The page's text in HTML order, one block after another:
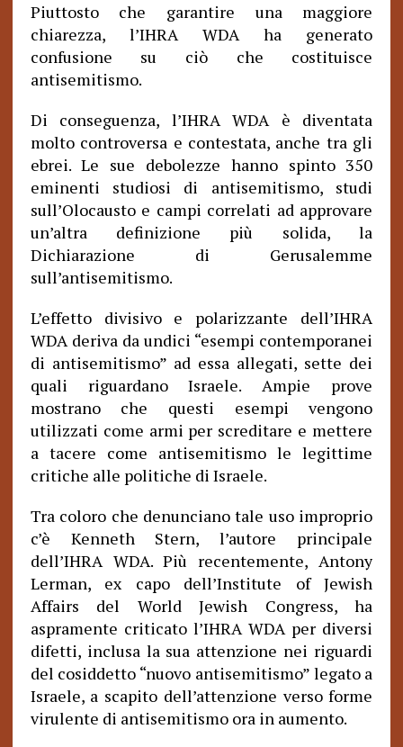
Piuttosto che garantire una maggiore
chiarezza, l’IHRA WDA ha generato
confusione su ciò che costituisce
antisemitismo.
Di conseguenza, l’IHRA WDA è diventata
molto controversa e contestata, anche tra gli
ebrei. Le sue debolezze hanno spinto 350
eminenti studiosi di antisemitismo, studi
sull’Olocausto e campi correlati ad approvare
un’altra definizione più solida, la
Dichiarazione di Gerusalemme
sull’antisemitismo.
L’effetto divisivo e polarizzante dell’IHRA
WDA deriva da undici “esempi contemporanei
di antisemitismo” ad essa allegati, sette dei
quali riguardano Israele. Ampie prove
mostrano che questi esempi vengono
utilizzati come armi per screditare e mettere
a tacere come antisemitismo le legittime
critiche alle politiche di Israele.
Tra coloro che denunciano tale uso improprio
c’è Kenneth Stern, l’autore principale
dell’IHRA WDA. Più recentemente, Antony
Lerman, ex capo dell’Institute of Jewish
Affairs del World Jewish Congress, ha
aspramente criticato l’IHRA WDA per diversi
difetti, inclusa la sua attenzione nei riguardi
del cosiddetto “nuovo antisemitismo” legato a
Israele, a scapito dell’attenzione verso forme
virulente di antisemitismo ora in aumento.